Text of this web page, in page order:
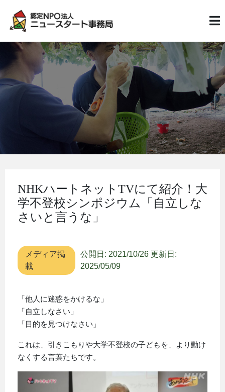
NHKハートネットTVにて紹介！大
学不登校シンポジウム「自立しな
さいと言うな」
メディア掲
載
公開日: 2021/10/26 更新日:
2025/05/09
「他人に迷惑をかけるな」
「自立しなさい」
「目的を見つけなさい」
これは、引きこもりや大学不登校の子どもを、より動け
なくする言葉たちです。